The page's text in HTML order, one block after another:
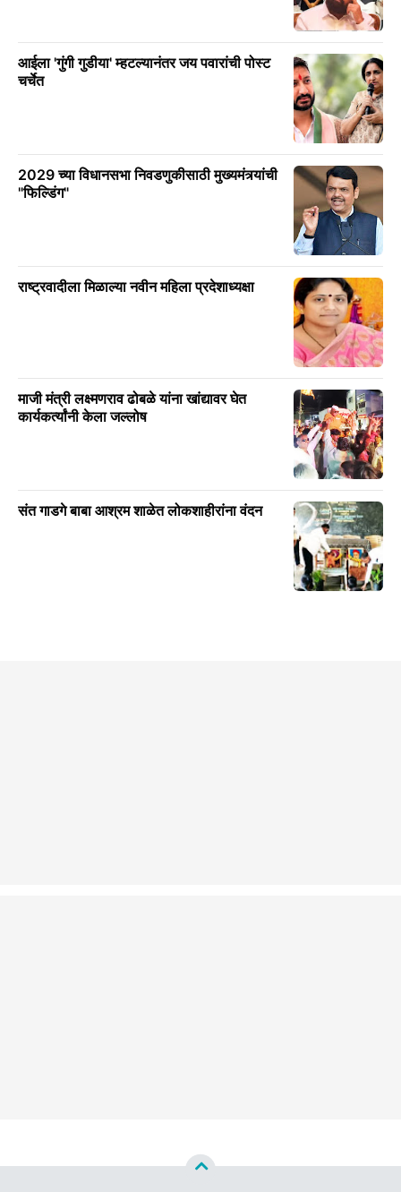
आईला 'गुंगी गुडीया' म्हटल्यानंतर जय पवारांची पोस्ट
चर्चेत
2029 च्या विधानसभा निवडणुकीसाठी मुख्यमंत्र्यांची
"फिल्डिंग"
राष्ट्रवादीला मिळाल्या नवीन महिला प्रदेशाध्यक्षा
माजी मंत्री लक्ष्मणराव ढोबळे यांना खांद्यावर घेत
कार्यकर्त्यांनी केला जल्लोष
संत गाडगे बाबा आश्रम शाळेत लोकशाहीरांना वंदन